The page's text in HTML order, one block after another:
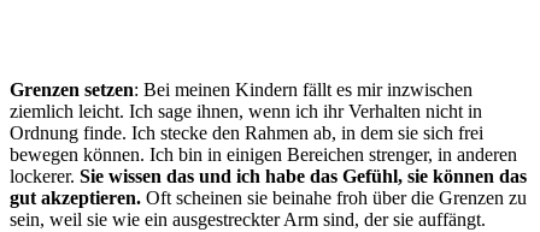
Grenzen setzen: Bei meinen Kindern fällt es mir inzwischen
ziemlich leicht. Ich sage ihnen, wenn ich ihr Verhalten nicht in
Ordnung finde. Ich stecke den Rahmen ab, in dem sie sich frei
bewegen können. Ich bin in einigen Bereichen strenger, in anderen
lockerer. Sie wissen das und ich habe das Gefühl, sie können das
gut akzeptieren. Oft scheinen sie beinahe froh über die Grenzen zu
sein, weil sie wie ein ausgestreckter Arm sind, der sie auffängt.